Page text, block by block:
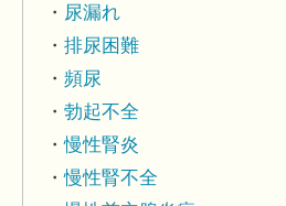
尿漏れ
排尿困難
頻尿
勃起不全
慢性腎炎
慢性腎不全